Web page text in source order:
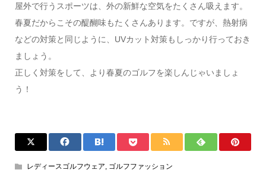
屋外で行うスポーツは、外の新鮮な空気をたくさん吸えます。
春夏だからこその醍醐味もたくさんあります。ですが、熱射病
などの対策と同じように、UVカット対策もしっかり行っておき
ましょう。
正しく対策をして、より春夏のゴルフを楽しんじゃいましょ
う！
レディースゴルフウェア, ゴルフファッション